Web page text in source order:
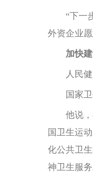
“下一步
外资企业
加快
人民健
国家卫生
他说，在
国卫生运
化公共卫
神卫生服